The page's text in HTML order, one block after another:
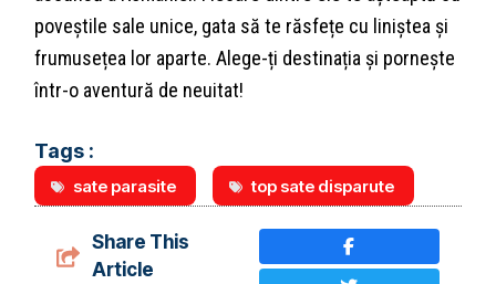
poveștile sale unice, gata să te răsfețe cu liniștea și
frumusețea lor aparte. Alege-ți destinația și pornește
într-o aventură de neuitat!
Tags :
sate parasite top sate disparute
Share This
Article